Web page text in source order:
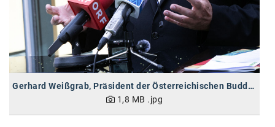
Gerhard Weißgrab, Präsident der Österreichischen Buddhistischen Religionsgesellschaft
1,8 MB .jpg